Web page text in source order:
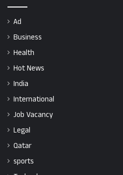
Ad
Business
Health
Hot News
India
International
Job Vacancy
Legal
Qatar
sports